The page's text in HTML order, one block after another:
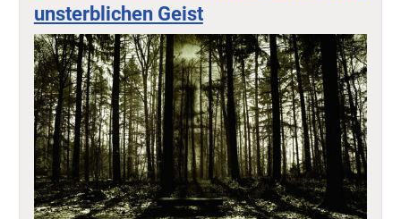
unsterblichen Geist